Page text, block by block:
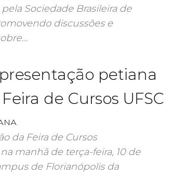
Sociedade Brasileira de
discussões e
petiana
de Cursos UFSC
da Feira de Cursos
manhã de terça-feira, 10 de
de Florianópolis da